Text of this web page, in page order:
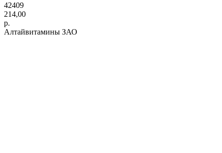
42409
214,00
р.
Алтайвитамины ЗАО